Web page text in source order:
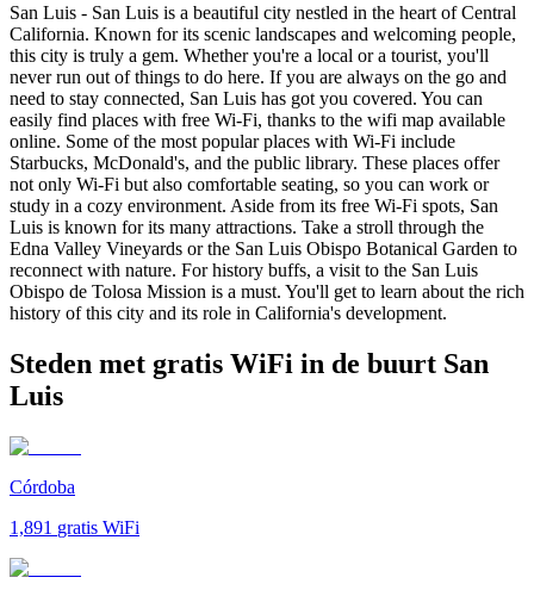
San Luis - San Luis is a beautiful city nestled in the heart of Central
California. Known for its scenic landscapes and welcoming people,
this city is truly a gem. Whether you're a local or a tourist, you'll
never run out of things to do here. If you are always on the go and
need to stay connected, San Luis has got you covered. You can
easily find places with free Wi-Fi, thanks to the wifi map available
online. Some of the most popular places with Wi-Fi include
Starbucks, McDonald's, and the public library. These places offer
not only Wi-Fi but also comfortable seating, so you can work or
study in a cozy environment. Aside from its free Wi-Fi spots, San
Luis is known for its many attractions. Take a stroll through the
Edna Valley Vineyards or the San Luis Obispo Botanical Garden to
reconnect with nature. For history buffs, a visit to the San Luis
Obispo de Tolosa Mission is a must. You'll get to learn about the rich
history of this city and its role in California's development.
Steden met gratis WiFi in de buurt San
Luis
Córdoba
1,891 gratis WiFi